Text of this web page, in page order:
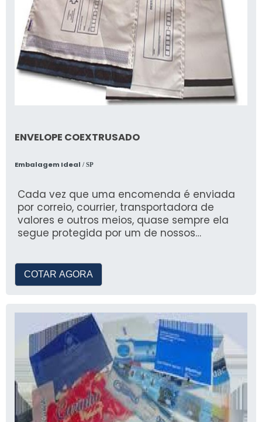
ENVELOPE COEXTRUSADO
Embalagem Ideal / SP
Cada vez que uma encomenda é enviada
por correio, courrier, transportadora de
valores e outros meios, quase sempre ela
segue protegida por um de nossos
COTAR AGORA